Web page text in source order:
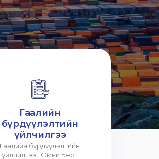
Гаалийн
бүрдүүлэлтийн
үйлчилгээ
Гаалийн бүрдүүлэлтийн
үйлчилгээг Омни Бест